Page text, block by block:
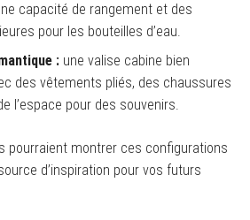
capacité de rangement et des
pour les bouteilles d’eau.
: une valise cabine bien
des vêtements pliés, des chaussures
l’espace pour des souvenirs.
pourraient montrer ces configurations
d’inspiration pour vos futurs